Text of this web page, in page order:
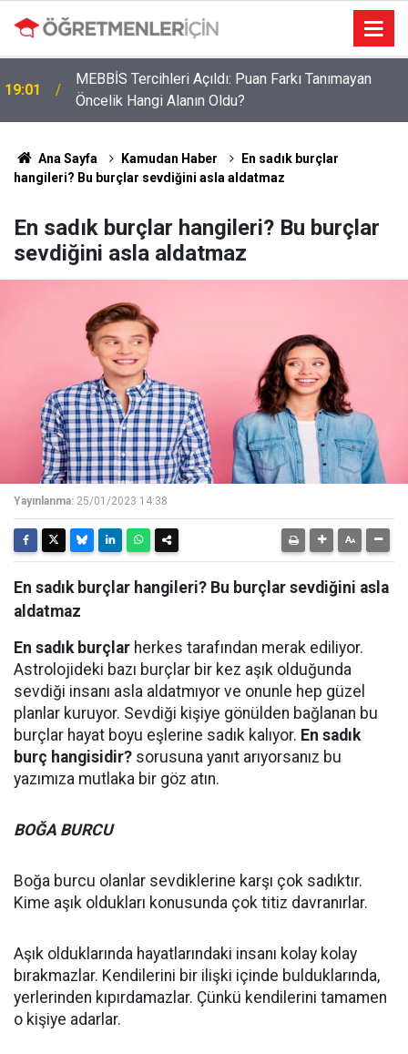
19:01
MEBBİS Tercihleri Açıldı: Puan Farkı Tanımayan
Öncelik Hangi Alanın Oldu?
Ana Sayfa Kamudan Haber
En sadık burçlar
hangileri? Bu burçlar sevdiğini asla aldatmaz
En sadık burçlar hangileri? Bu burçlar
sevdiğini asla aldatmaz
Yayınlanma: 25/01/2023 14:38
En sadık burçlar hangileri? Bu burçlar sevdiğini asla
aldatmaz
En sadık burçlar herkes tarafından merak ediliyor.
Astrolojideki bazı burçlar bir kez aşık olduğunda
sevdiği insanı asla aldatmıyor ve onunle hep güzel
planlar kuruyor. Sevdiği kişiye gönülden bağlanan bu
burçlar hayat boyu eşlerine sadık kalıyor. En sadık
burç hangisidir? sorusuna yanıt arıyorsanız bu
yazımıza mutlaka bir göz atın.
BOĞA BURCU
Boğa burcu olanlar sevdiklerine karşı çok sadıktır.
Kime aşık oldukları konusunda çok titiz davranırlar.
Aşık olduklarında hayatlarındaki insanı kolay kolay
bırakmazlar. Kendilerini bir ilişki içinde bulduklarında,
yerlerinden kıpırdamazlar. Çünkü kendilerini tamamen
o kişiye adarlar.